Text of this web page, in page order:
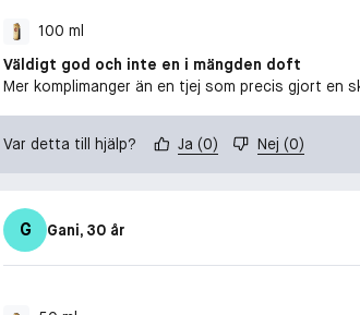
100 ml
Väldigt god och inte en i mängden doft
Mer komplimanger än en tjej som precis gjort en
Var detta till hjälp? Ja (0) Nej (0)
G Gani, 30 år